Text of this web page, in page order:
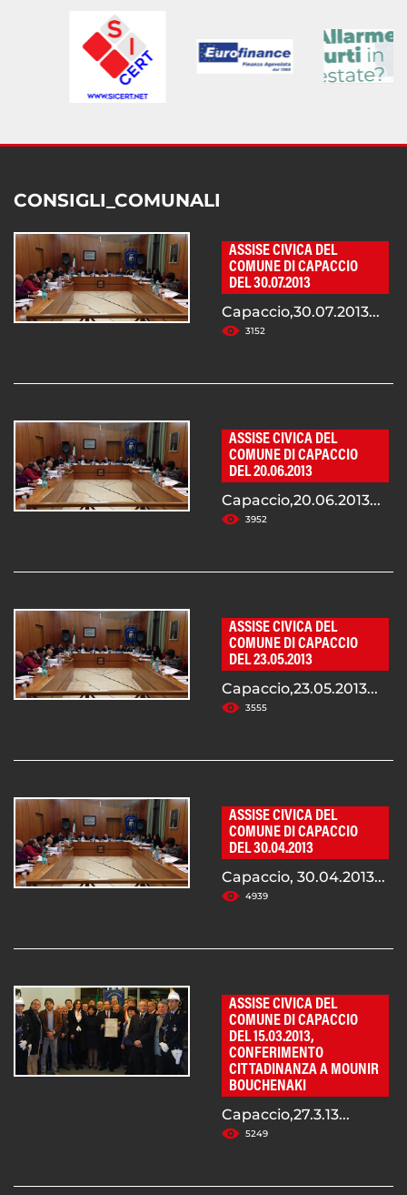
CONSIGLI_COMUNALI
ASSISE CIVICA DEL
COMUNE DI CAPACCIO
DEL 30.07.2013
Capaccio,30.07.2013...
3152
ASSISE CIVICA DEL
COMUNE DI CAPACCIO
DEL 20.06.2013
Capaccio,20.06.2013...
3952
ASSISE CIVICA DEL
COMUNE DI CAPACCIO
DEL 23.05.2013
Capaccio,23.05.2013...
3555
ASSISE CIVICA DEL
COMUNE DI CAPACCIO
DEL 30.04.2013
Capaccio, 30.04.2013...
4939
ASSISE CIVICA DEL
COMUNE DI CAPACCIO
DEL 15.03.2013,
CONFERIMENTO
CITTADINANZA A MOUNIR
BOUCHENAKI
Capaccio,27.3.13...
5249